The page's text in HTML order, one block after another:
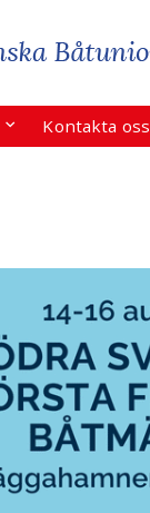
Kontakta oss